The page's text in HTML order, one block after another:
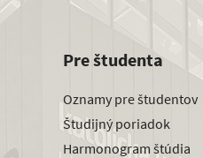
Pre študenta
Oznamy pre študentov
Študijný poriadok
Harmonogram štúdia